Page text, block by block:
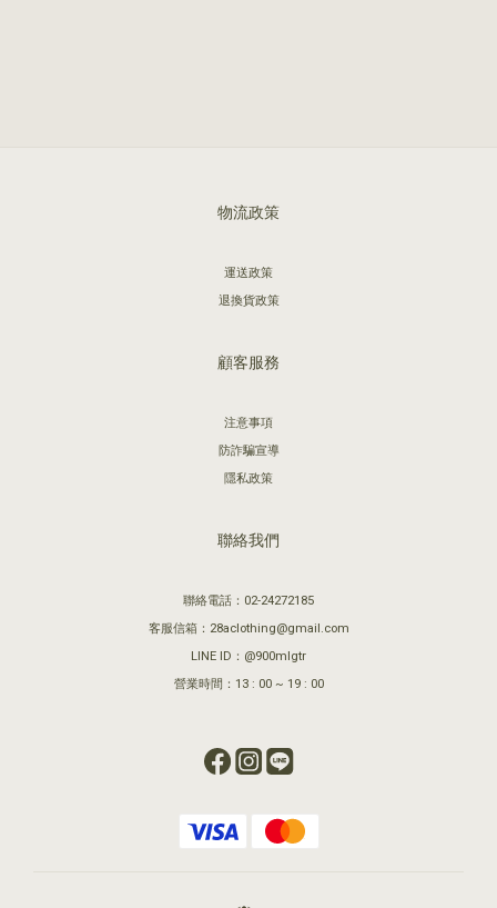
物流政策
運送政策
退換貨政策
顧客服務
注意事項
防詐騙宣導
隱私政策
聯絡我們
聯絡電話：02-24272185
客服信箱：28aclothing@gmail.com
LINE ID：@900mlgtr
營業時間：13 : 00 ~ 19 : 00